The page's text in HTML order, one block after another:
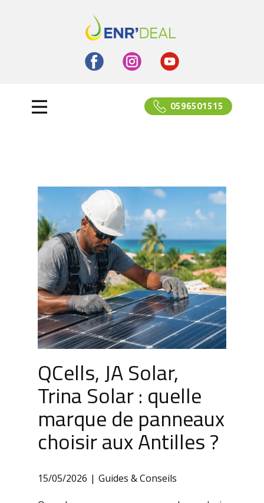
0596501515
QCells, JA Solar,
Trina Solar : quelle
marque de panneaux
choisir aux Antilles ?
15/05/2026 Guides & Conseils